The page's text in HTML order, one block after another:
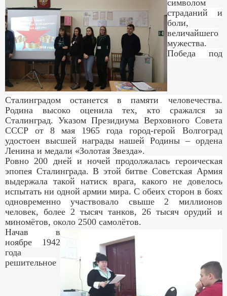
символом
страданий и
боли,
величайшего
мужества.
Победа под
Сталинградом останется в памяти человечества.
Родина высоко оценила тех, кто сражался за
Сталинград. Указом Президиума Верховного Совета
СССР от 8 мая 1965 года город-герой Волгоград
удостоен высшей награды нашей Родины – ордена
Ленина и медали «Золотая Звезда».
Ровно 200 дней и ночей продолжалась героическая
эпопея Сталинграда. В этой битве Советская Армия
выдержала такой натиск врага, какого не довелось
испытать ни одной армии мира. С обеих сторон в боях
одновременно участвовало свыше 2 миллионов
человек, более 2 тысяч танков, 26 тысяч орудий и
миномётов, около 2500 самолётов.
Начав в
ноябре 1942
года
решительное